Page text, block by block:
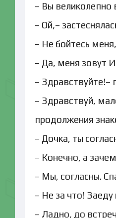
– Вы великолепно
– Ой,–
– Не бойтесь
– Да, меня зовут
– Здравствуйте!–
– Здравствуй,
продолжения
– Дочка, ты
– Конечно, а
– Мы, согласны.
– Не за что!
– Ладно, до